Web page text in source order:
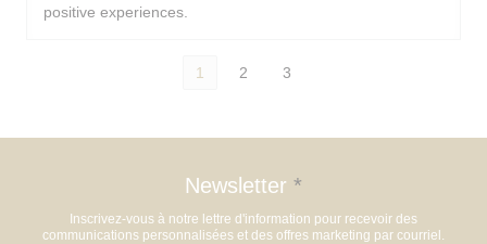
positive experiences.
1 2 3
Newsletter *
Inscrivez-vous à notre lettre d'information pour recevoir des
communications personnalisées et des offres marketing par courriel.